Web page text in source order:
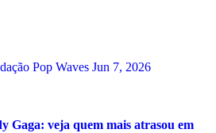
Pop Waves Jun 7, 2026
Gaga: veja quem mais atrasou em